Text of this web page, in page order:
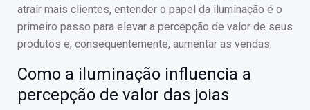
atrair mais clientes, entender o papel da iluminação é o
primeiro passo para elevar a percepção de valor de seus
produtos e, consequentemente, aumentar as vendas.
Como a iluminação influencia a
percepção de valor das joias